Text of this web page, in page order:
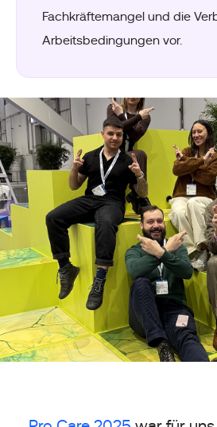
Fachkräftemangel und die
Arbeitsbedingungen vor.